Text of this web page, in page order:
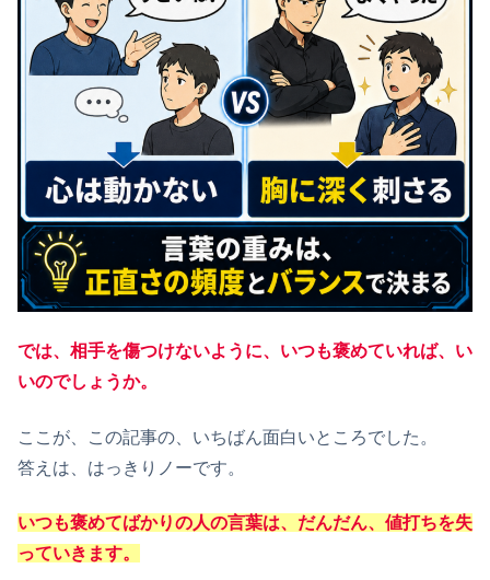
では、相手を傷つけないように、いつも褒めていれば、い
いのでしょうか。
ここが、この記事の、いちばん面白いところでした。
答えは、はっきりノーです。
いつも褒めてばかりの人の言葉は、だんだん、値打ちを失
っていきます。